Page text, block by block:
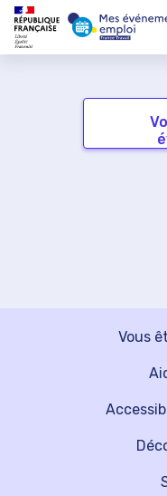
Vous